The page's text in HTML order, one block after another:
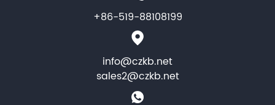
+86-519-88108199
info@czkb.net
sales2@czkb.net